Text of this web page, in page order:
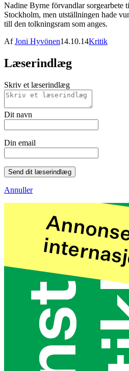
Nadine Byrne förvandlar sorgearbete
Stockholm, men utställningen hade
till den tolkningsram som anges.
AfJoni Hyvönen14.10.14Kritik
Læserindlæg
Skriv et læserindlæg
Dit navn
Din email
Send dit læserindlæg
Annuller